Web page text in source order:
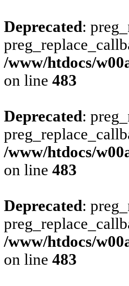
Deprecated:
/www/htdocs/
on line 483
Deprecated:
/www/htdocs/
on line 483
Deprecated:
/www/htdocs/
on line 483